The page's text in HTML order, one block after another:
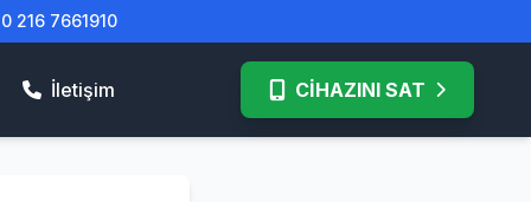
216 7661910
İletişim CİHAZINI SAT